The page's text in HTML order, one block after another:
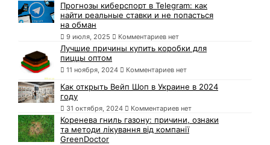
Прогнозы киберспорт в Telegram: как
найти реальные ставки и не попасться
на обман
9 июля, 2025 Комментариев нет
Лучшие причины купить коробки для
пиццы оптом
11 ноября, 2024 Комментариев нет
Как открыть Вейп Шоп в Украине в 2024
году
31 октября, 2024 Комментариев нет
Коренева гниль газону: причини, ознаки
та методи лікування від компанії
GreenDoctor